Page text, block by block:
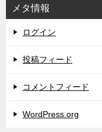
メタ情報
ログイン
投稿フィード
コメントフィード
WordPress.org